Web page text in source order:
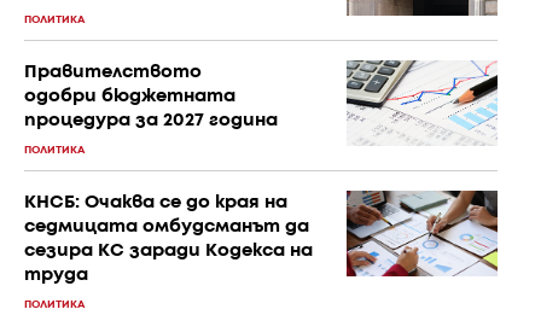
ПОЛИТИКА
Правителството
одобри бюджетната
процедура за 2027 година
ПОЛИТИКА
КНСБ: Очаква се до края на
седмицата омбудсманът да
сезира КС заради Кодекса на
труда
ПОЛИТИКА